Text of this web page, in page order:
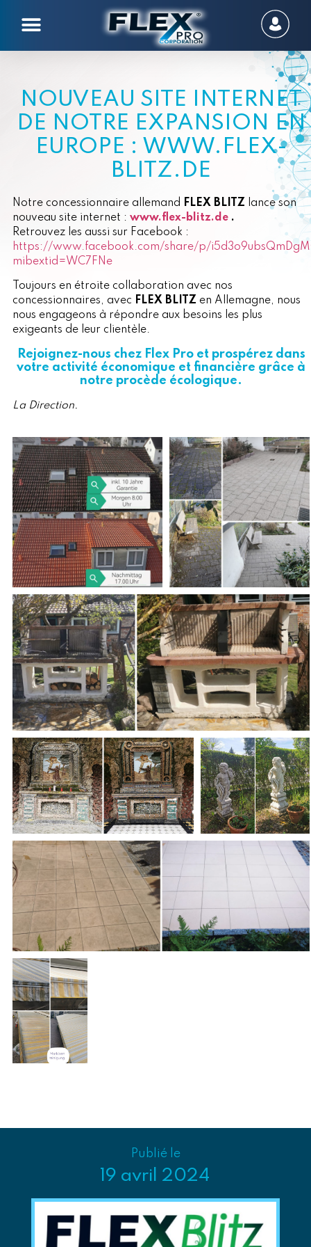
NOUVEAU SITE INTERNET
DE NOTRE EXPANSION EN
EUROPE : WWW.FLEX-
BLITZ.DE
Notre concessionnaire allemand FLEX BLITZ lance son
nouveau site internet : www.flex-blitz.de .
Retrouvez les aussi sur Facebook :
https://www.facebook.com/share/p/
mibextid=WC7FNe
Toujours en étroite collaboration avec nos
concessionnaires, avec FLEX BLITZ en Allemagne, nous
nous engageons à répondre aux besoins les plus
exigeants de leur clientèle.
Rejoignez-nous chez Flex Pro et prospérez dans
votre activité économique et financière grâce à
notre procède écologique.
La Direction.
Publié le
19 avril 2024